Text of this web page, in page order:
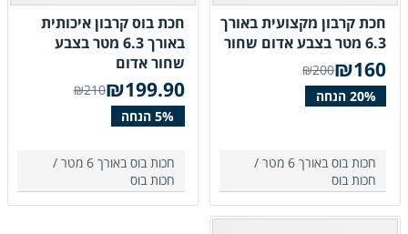
חכת קרבון מקצועית באורך
6.3 מטר בצבע אדום שחור
חכות בוס באורך 6 מטר /
חכות בוס
₪200 160
₪
חכת בוס קרבון איכותית
באורך 6.3 מטר בצבע
שחור אדום
חכות בוס באורך 6 מטר /
חכות בוס
₪210 199.90
₪